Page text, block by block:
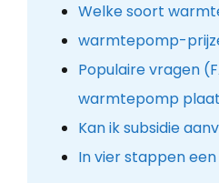
Welke soort
warmtepomp-
Populaire vragen
warmtepomp
Kan ik subsidie
In vier stappen een